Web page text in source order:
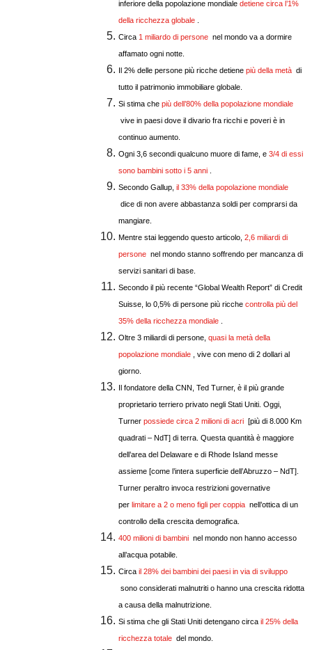
inferiore della popolazione mondiale detiene circa l’1%
della ricchezza globale
Circa 1 miliardo di persone nel mondo va a dormire
affamato ogni notte.
Il 2% delle persone più ricche detiene più della metà di
tutto il patrimonio immobiliare globale.
Si stima che più dell’80% della popolazione mondiale
vive in paesi dove il divario fra ricchi e poveri è in
continuo aumento.
Ogni 3,6 secondi qualcuno muore di fame, e 3/4 di essi
sono bambini sotto i 5 anni
Secondo Gallup, il 33% della popolazione mondiale
dice di non avere abbastanza soldi per comprarsi da
mangiare.
Mentre stai leggendo questo articolo, 2,6 miliardi di
persone nel mondo stanno soffrendo per mancanza di
servizi sanitari di base
Secondo il più recente “Global Wealth Report” di Credit
Suisse, lo 0,5% di persone più ricche controlla più del
35% della ricchezza mondiale
Oltre 3 miliardi di persone quasi la metà della
popolazione mondiale
, vive con meno di 2 dollari al
giorno.
Il fondatore della CNN, Ted Turner, è il più grande
proprietario terriero privato negli Stati Uniti. Oggi,
Turner possiede circa 2 milioni di acri [più di 8.000 Km
quadrati – NdT] di terra. Questa quantità è maggiore
dell’area del Delaware e di Rhode Island messe
assieme [come l’intera superficie dell’Abruzzo – NdT].
Turner peraltro invoca restrizioni governative
per limitare a 2 o meno figli per coppia nell’ottica di un
controllo della crescita demografica.
400 milioni di bambini nel mondo non hanno accesso
all’acqua potabile.
Circa il 28% dei bambini dei paesi in via di sviluppo
sono considerati malnutriti o hanno una crescita ridotta
a causa della malnutrizione.
Si stima che gli Stati Uniti detengano circa il 25% della
ricchezza totale del mondo.